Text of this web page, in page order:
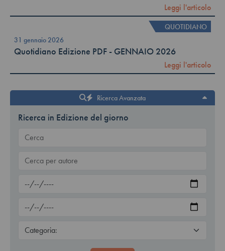
Leggi l'articolo
QUOTIDIANO
31 gennaio 2026
Quotidiano Edizione PDF - GENNAIO 2026
Leggi l'articolo
Ricerca Avanzata
Ricerca in Edizione del giorno